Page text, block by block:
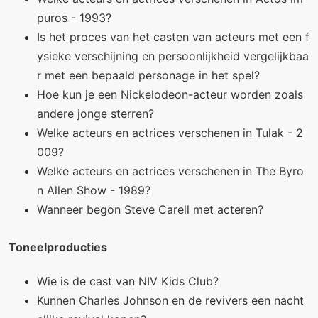
puros - 1993?
Is het proces van het casten van acteurs met een f
ysieke verschijning en persoonlijkheid vergelijkbaa
r met een bepaald personage in het spel?
Hoe kun je een Nickelodeon-acteur worden zoals
andere jonge sterren?
Welke acteurs en actrices verschenen in Tulak - 2
009?
Welke acteurs en actrices verschenen in The Byro
n Allen Show - 1989?
Wanneer begon Steve Carell met acteren?
Toneelproducties
Wie is de cast van NIV Kids Club?
Kunnen Charles Johnson en de revivers een nacht